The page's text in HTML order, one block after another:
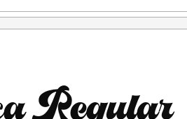
100x Harga lisensi desktop.
anda ketahuan menggunakan
use, kemudian setelah ketahuan
untuk kejadian yg seperti ini saya tidak